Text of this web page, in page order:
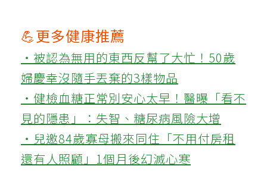
💪更多健康推薦
‧被認為無用的東西反幫了大忙！50歲
婦慶幸沒隨手丟棄的3樣物品
‧健檢血糖正常別安心太早！醫曝「看不
見的隱患」：失智、糖尿病風險大增
‧兒邀84歲寡母搬來同住「不用付房租
還有人照顧」1個月後幻滅心寒